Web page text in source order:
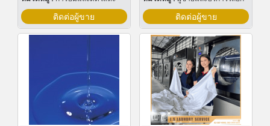
ติดต่อผู้ขาย ติดต่อผู้ขาย